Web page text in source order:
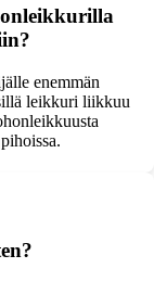
enemmän
leikkuri liikkuu